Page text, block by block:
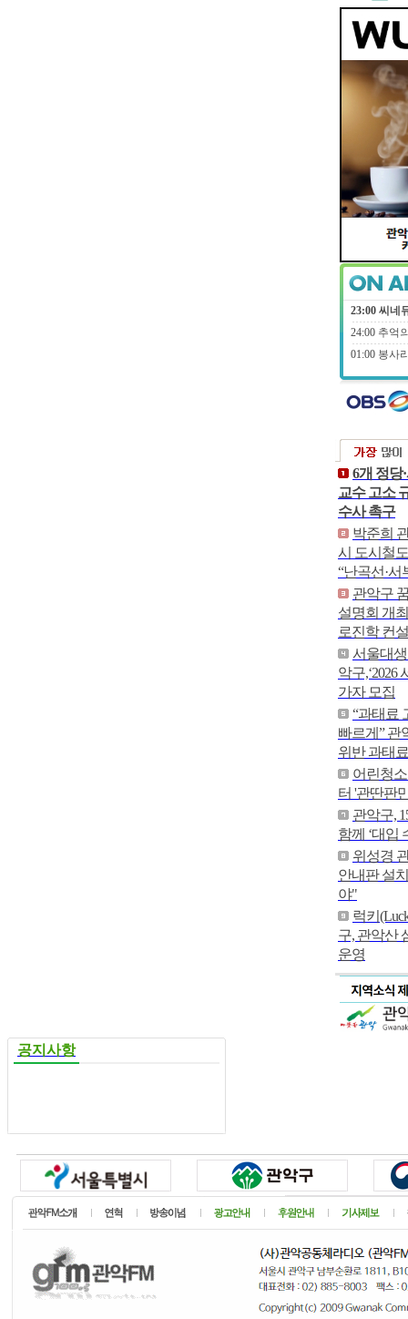
6개 정당
교수 고소
수사 촉구
박준희
시 도시철
“난곡선·서
관악구
설명회 개
로진학 컨
서울대
악구,‘2026
가자 모집
“과태료
빠르게” 관
위반 과태
어린청
터 '관딴판
관악구,
함께 ‘대입
위성경
안내판 설
야"
럭키
구, 관악산
운영
공지사항